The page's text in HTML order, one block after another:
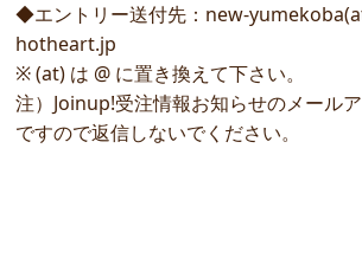
◆エントリー送付先：new-
hotheart.jp
※ (at) は @ に置き換えて下さい。
注）Joinup!受注情報お知らせのメール
ですので返信しないでください。